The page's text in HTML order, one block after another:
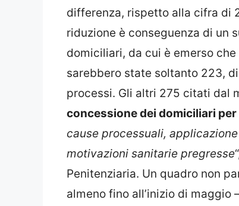
differenza, rispetto alla cifra di
riduzione è conseguenza di un
domiciliari, da cui è emerso
sarebbero state soltanto 223,
processi. Gli altri 275 citati dal
concessione dei domiciliari
cause processuali,
motivazioni sanitarie pregresse
Penitenziaria. Un quadro non
almeno fino all’inizio di maggio